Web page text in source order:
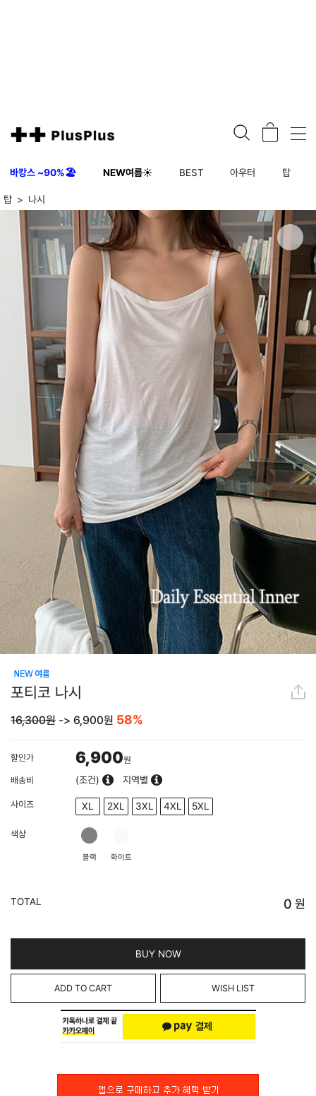
바캉스 ~90%🏖️ NEW여름☀️ BEST 아우터 탑
탑 나시
포티코 나시
16,300원 -> 6,900원 58%
할인가 6,900원
배송비
(조건) 지역별
사이즈 XL 2XL 3XL 4XL 5XL
색상
블랙 화이트
TOTAL 0 원
BUY NOW
ADD TO CART WISH LIST